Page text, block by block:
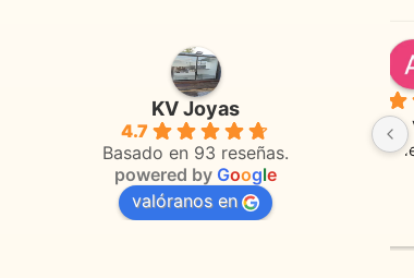
KV Joyas
4.7
Basado en 93 reseñas.
powered by Google
valóranos en
Adriana Ghisoli
hace 3 meses
Muy buena atención, con amabilidad y
orientaciones convenientes